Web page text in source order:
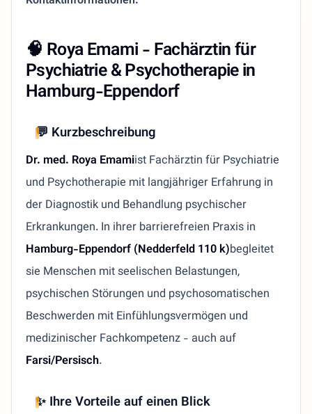
🧠 Roya Emami - Fachärztin für
Psychiatrie & Psychotherapie in
Hamburg-Eppendorf
💬 Kurzbeschreibung
Dr. med. Roya Emamiist Fachärztin für Psychiatrie
und Psychotherapie mit langjähriger Erfahrung in
der Diagnostik und Behandlung psychischer
Erkrankungen. In ihrer barrierefreien Praxis in
Hamburg-Eppendorf (Nedderfeld 110 k)begleitet
sie Menschen mit seelischen Belastungen,
psychischen Störungen und psychosomatischen
Beschwerden mit Einfühlungsvermögen und
medizinischer Fachkompetenz - auch auf
Farsi/Persisch.
✨ Ihre Vorteile auf einen Blick